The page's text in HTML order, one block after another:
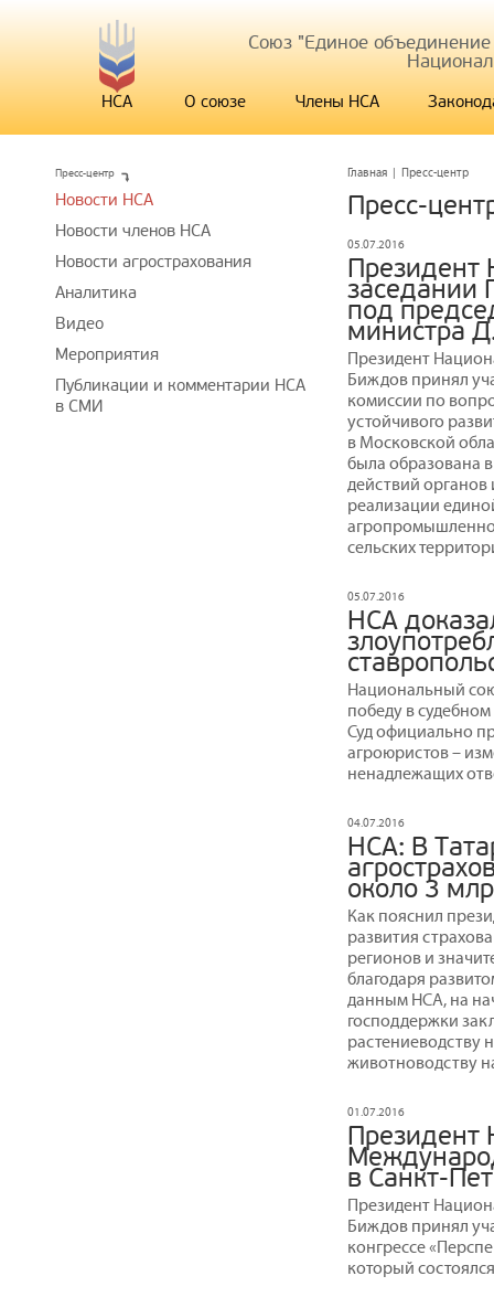
Союз "Единое
НСА О союзе Члены НСА
Главная | Пресс-центр
Пресс-
05.07.2016
Президент
заседании
под
министра
Президент
Биждов принял
комиссии по
устойчивого
в Московской
была образована
действий органов
реализации
сельских
05.07.2016
НСА
Национальный
победу в
Суд официально
агроюристов –
ненадлежащих
04.07.2016
НСА: В
около 3
Как пояснил
развития
регионов и
благодаря
данным НСА, на
господдержки
растениеводству
животноводству
01.07.2016
Президент
в Санкт-
Президент
Биждов принял
конгрессе
который
Пресс-центр
Новости НСА
Новости членов НСА
Новости агрострахования
Аналитика
Видео
Мероприятия
Публикации и комментарии НСА
в СМИ